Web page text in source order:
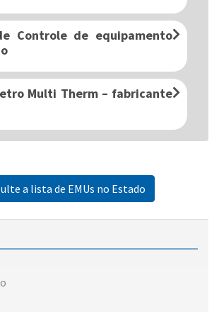
Controle de equipamento
Multi Therm – fabricante
a lista de EMUs no Estado